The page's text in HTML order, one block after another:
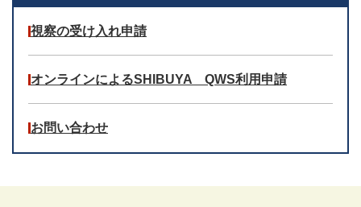
視察の受け入れ申請
オンラインによるSHIBUYA QWS利用申請
お問い合わせ